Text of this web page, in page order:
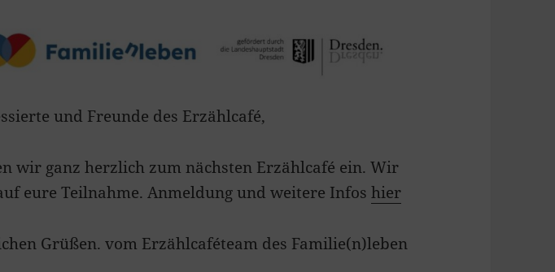
und Freunde des Erzählcafé,
wir ganz herzlich zum nächsten Erzählcafé ein. Wir
eure Teilnahme. Anmeldung und weitere Infoshier
Grüßen. vom Erzählcaféteam des Familie(n)leben